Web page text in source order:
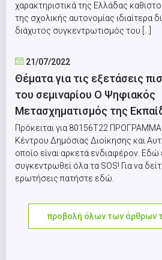
χαρακτηριστικά της Ελλάδας
της σχολικής αυτονομίας ιδιαίτερα
διάχυτος συγκεντρωτισμός του [...]
21/07/2022
Θέματα για τις εξετάσεις
του σεμιναρίου Ο Ψηφιακός
Μετασχηματισμός της
Πρόκειται για 80156Τ22 ΠΡΟΓΡΑΜΜΑ
Κέντρου Δημόσιας Διοίκησης και
οποίο είναι αρκετά ενδιαφέρον. Εδώ
συγκεντρωθεί όλα τα SOS! Για να
ερωτήσεις πατήστε εδώ.
προβολή όλων των άρθρων